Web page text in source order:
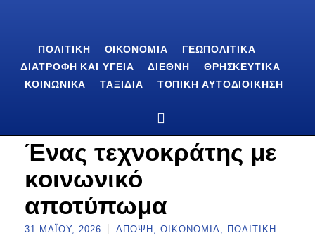
ΠΟΛΙΤΙΚΉ ΟΙΚΟΝΟΜΊΑ
ΓΕΩΠΟΛΙΤΙΚΆ
ΔΙΑΤΡΟΦΉ ΚΑΙ ΥΓΕΊΑ
ΔΙΕΘΝΉ
ΘΡΗΣΚΕΥΤΙΚΆ
ΚΟΙΝΩΝΙΚΆ
ΤΑΞΊΔΙΑ ΤΟΠΙΚΉ ΑΥΤΟΔΙΟΊΚΗΣΗ
Ένας τεχνοκράτης με
κοινωνικό
αποτύπωμα
31 ΜΑΪ́ΟΥ, 2026 ΆΠΟΨΗ , ΟΙΚΟΝΟΜΊΑ, ΠΟΛΙΤΙΚΉ